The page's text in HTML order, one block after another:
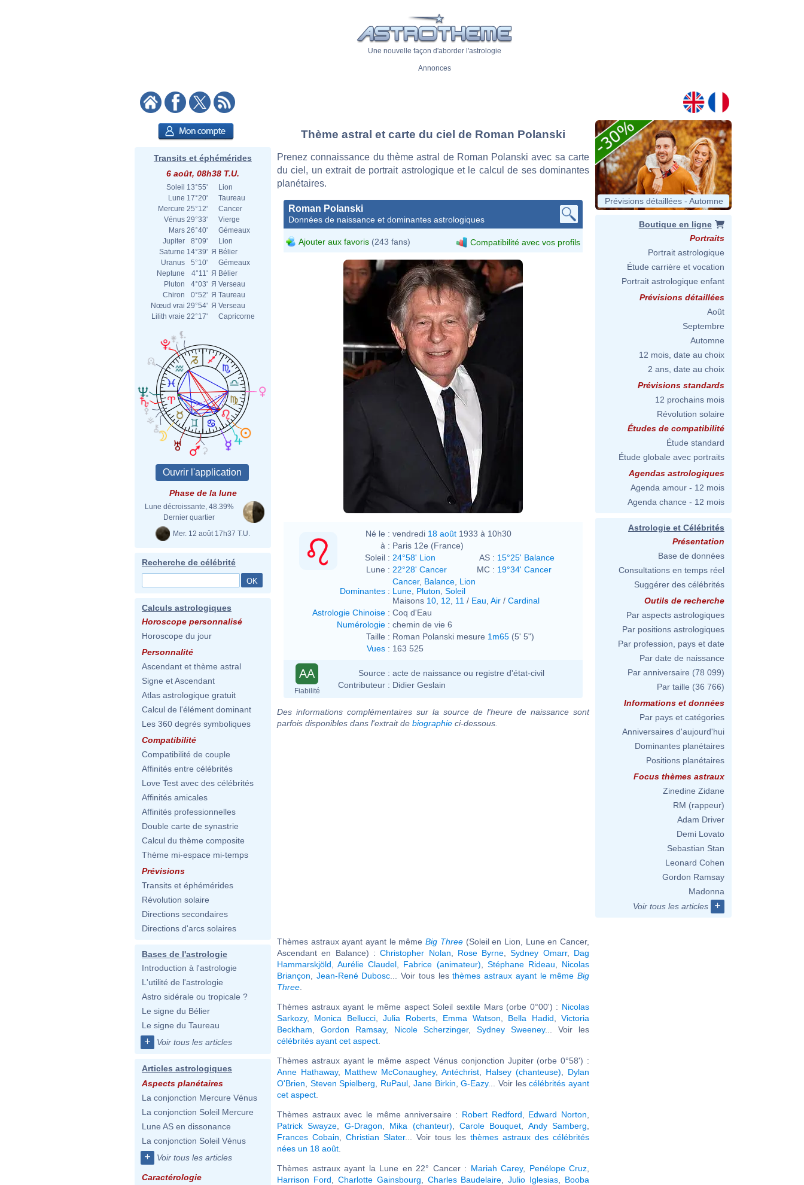
Une nouvelle façon d'aborder l'astrologie
Annonces
Transits et éphémérides
6 août, 08h38 T.U.
Soleil 13°55'
Lion
Lune 17°20'
Taureau
Mercure 25°12'
Cancer
Vénus 29°33'
Vierge
Mars 26°40'
Gémeaux
Jupiter
8°09'
Lion
Saturne 14°39' Я Bélier
Uranus
5°10'
Gémeaux
Neptune
4°11' Я Bélier
Pluton
4°03' Я Verseau
Chiron
0°52' Я Taureau
Nœud vrai 29°54' Я Verseau
Lilith vraie 22°17' Capricorne
Phase de la lune
Lune décroissante, 48.39%
Dernier quartier
Mer. 12 août 17h37 T.U.
Recherche de célébrité
Calculs astrologiques
Horoscope personnalisé
Horoscope du jour
Personnalité
Ascendant et thème astral
Signe et Ascendant
Atlas astrologique gratuit
Calcul de l'élément dominant
Les 360 degrés symboliques
Compatibilité
Compatibilité de couple
Affinités entre célébrités
Love Test avec des célébrités
Affinités amicales
Affinités professionnelles
Double carte de synastrie
Calcul du thème composite
Thème mi-espace mi-temps
Prévisions
Transits et éphémérides
Révolution solaire
Directions secondaires
Directions d'arcs solaires
Bases de l'astrologie
Introduction à l'astrologie
L'utilité de l'astrologie
Astro sidérale ou tropicale ?
Le signe du Bélier
Le signe du Taureau
+ Voir tous les articles
Articles astrologiques
Aspects planétaires
La conjonction Mercure Vénus
La conjonction Soleil Mercure
Lune AS en dissonance
La conjonction Soleil Vénus
+ Voir tous les articles
Caractérologie
Thème astral et carte du ciel de Roman Polanski
Prenez connaissance du thème astral de Roman Polanski avec sa carte
du ciel, un extrait de portrait astrologique et le calcul de ses dominantes
planétaires.
Roman Polanski
Données de naissance et dominantes astrologiques
Ajouter aux favoris (243 fans) Compatibilité avec vos profils
Né le : vendredi 18 août 1933 à 10h30
à : Paris 12e (France)
Soleil : 24°58' Lion AS : 15°25' Balance
Lune : 22°28' Cancer MC : 19°34' Cancer
Dominantes :
Cancer, Balance Lion
Lune Pluton Soleil
Maisons 10 12 11 / Eau Air / Cardinal
Astrologie Chinoise : Coq d'Eau
Numérologie : chemin de vie 6
Taille : Roman Polanski mesure 1m65 (5' 5")
Vues : 163 525
AA
Fiabilité
Source : acte de naissance ou registre d'état-civil
Contributeur : Didier Geslain
Des informations complémentaires sur la source de l'heure de naissance sont
parfois disponibles dans l'extrait de biographie ci-dessous.
Thèmes astraux ayant ayant le mêmeBig Three(Soleil en Lion, Lune en Cancer,
Ascendant en Balance) :Christopher Nolan Rose Byrne ,Sydney Omarr, Dag
Hammarskjöld ,Aurélie Claudel Fabrice (animateur) Stéphane Rideau
Nicolas
Briançon
Jean-René Dubosc ... Voir tous lesthèmes astraux ayant le mêmeBig
Three
Thèmes astraux ayant le même aspect Soleil sextile Mars (orbe 0°00') : Nicolas
Sarkozy, Monica Bellucci,Julia Roberts, Emma Watson Bella Hadid ,Victoria
Beckham
Gordon Ramsay, Nicole Scherzinger, Sydney Sweeney... Voir les
célébrités ayant cet aspect
Thèmes astraux ayant le même aspect Vénus conjonction Jupiter (orbe 0°58') :
Anne Hathaway, Matthew McConaughey, Antéchrist Halsey (chanteuse)
Dylan
O'Brien
Steven Spielberg RuPaul Jane Birkin ,G-Eazy... Voir lescélébrités ayant
cet aspect
Thèmes astraux avec le même anniversaire : Robert Redford Edward Norton
Patrick Swayze
G-Dragon Mika (chanteur) Carole Bouquet Andy Samberg
Frances Cobain
Christian Slater... Voir tous les thèmes astraux des célébrités
nées un 18 août
Thèmes astraux ayant la Lune en 22° Cancer : Mariah Carey, Penélope Cruz
Harrison Ford
Charlotte Gainsbourg Charles Baudelaire ,Julio Iglesias
Booba
Prévisions détaillées - Automne
Boutique en ligne
Portraits
Portrait astrologique
Étude carrière et vocation
Portrait astrologique enfant
Prévisions détaillées
Août
Septembre
Automne
12 mois, date au choix
2 ans, date au choix
Prévisions standards
12 prochains mois
Révolution solaire
Études de compatibilité
Étude standard
Étude globale avec portraits
Agendas astrologiques
Agenda amour - 12 mois
Agenda chance - 12 mois
Astrologie et Célébrités
Présentation
Base de données
Consultations en temps réel
Suggérer des célébrités
Outils de recherche
Par aspects astrologiques
Par positions astrologiques
Par profession, pays et date
Par date de naissance
Par anniversaire (78 099)
Par taille (36 766)
Informations et données
Par pays et catégories
Anniversaires d'aujourd'hui
Dominantes planétaires
Positions planétaires
Focus thèmes astraux
Zinedine Zidane
RM (rappeur)
Adam Driver
Demi Lovato
Sebastian Stan
Leonard Cohen
Gordon Ramsay
Madonna
Voir tous les articles
+